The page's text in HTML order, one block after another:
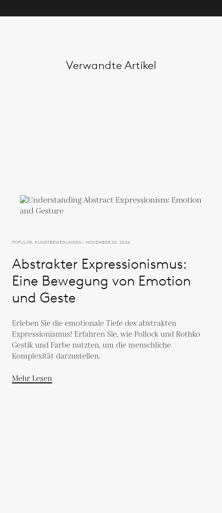
Verwandte Artikel
POPULÄR, KUNSTBEWEGUNGEN - NOVEMBER 20, 2024
Abstrakter Expressionismus:
Eine Bewegung von Emotion
und Geste
Erleben Sie die emotionale Tiefe des abstrakten
Expressionismus! Erfahren Sie, wie Pollock und Rothko
Gestik und Farbe nutzten, um die menschliche
Komplexität darzustellen.
Mehr Lesen